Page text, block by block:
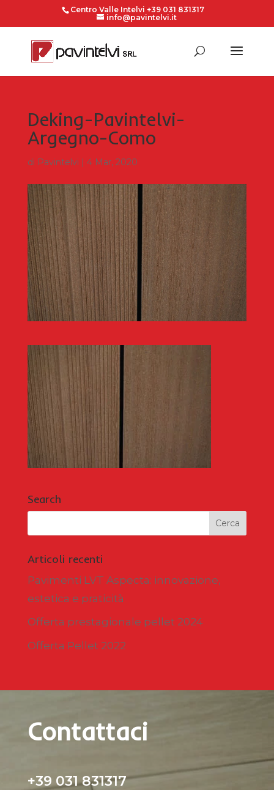
Centro Valle Intelvi +39 031 831317
info@pavintelvi.it
Deking-Pavintelvi-
Argegno-Como
di Pavintelvi | 4 Mar, 2020
Search
Articoli recenti
Pavimenti LVT Aspecta: innovazione,
estetica e praticità
Offerta prestagionale pellet 2024
Offerta Pellet 2022
Contattaci
+39 031 831317